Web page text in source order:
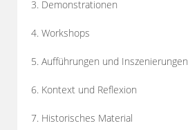
3. Demonstrationen
4. Workshops
5. Aufführungen und Inszenierungen
6. Kontext und Reflexion
7. Historisches Material